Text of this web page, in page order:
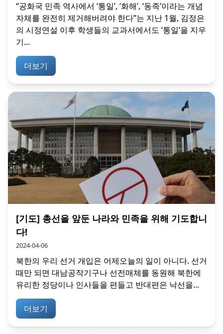
“공화국 민족 역사에서 ‘통일’, ‘화해’, ‘동족’이라는 개념
자체를 완전히 제거해버려야 한다”는 지난 1월, 김정은
의 시정연설 이후 학생들의 교과서에서도 ‘통일’을 지우
기...
더보기
[기도] 총선을 앞둔 나라와 민족을 위해 기도합니
다!
2024-04-06
북한의 우리 선거 개입은 어제오늘의 일이 아니다. 선거
때만 되면 대남공작기구나 선전매체를 동원해 북한에
유리한 정당이나 인사들을 편들고 반대편은 낙선을...
더보기